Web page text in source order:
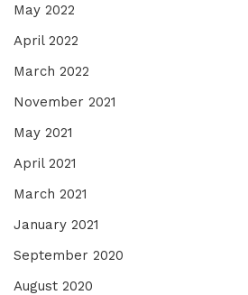
May 2022
April 2022
March 2022
November 2021
May 2021
April 2021
March 2021
January 2021
September 2020
August 2020